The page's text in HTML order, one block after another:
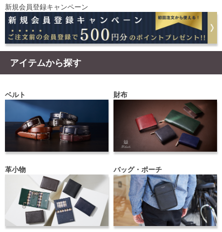
新規会員登録キャンペーン
アイテムから探す
ベルト 財布
革小物 バッグ・ポーチ